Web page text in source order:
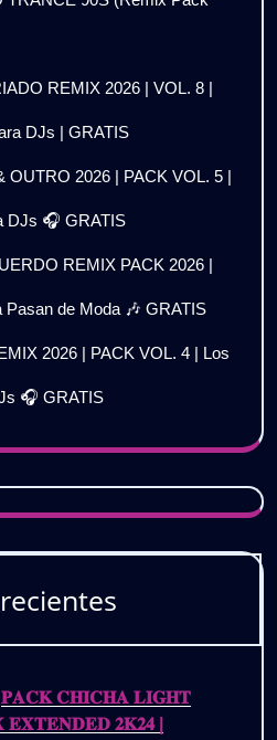
REMIX 2026 | VOL. 8 |
DJs | GRATIS
OUTRO 2026 | PACK VOL. 5 |
DJs 🎧 GRATIS
REMIX PACK 2026 |
de Moda 🎶 GRATIS
2026 | PACK VOL. 4 | Los
🎧 GRATIS
𝐏𝐀𝐂𝐊 𝐂𝐇𝐈𝐂𝐇𝐀 𝐋𝐈𝐆𝐇𝐓
𝟐𝐊𝟐𝟒 |